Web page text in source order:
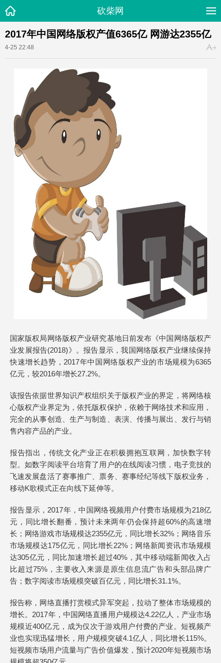
砍柴网
2017年中国网络版权产值6365亿 网游达2355亿
4-25 22:48
国家版权局网络版权产业研究基地日前发布《中国网络版权产
业发展报告(2018)》。报告显示，我国网络版权产业继续保持
快速增长趋势，2017年中国网络版权产业的市场规模为6365
亿元，较2016年增长27.2%。
该报告依据世界知识产权组织关于版权产业的界定，将网络核
心版权产业界定为，依托版权保护，依赖于网络技术和应用，
完全的从事创造、生产与制造、表演、传播与展出、发行与销
售内容产品的产业。
报告指出，传统文化产业正在积极拥抱互联网，加快数字转
型。如数字阅读平台培育了用户的在线阅读习惯，电子竞技的
飞速发展盘活了赛事推广、票务、赛事经纪等线下版权业务，
移动K歌模式正在向线下延伸等。
报告显示，2017年，中国网络视频用户付费市场规模为218亿
元，同比增长翻番，预计未来两年仍会保持超60%的高速增
长；网络游戏市场规模达2355亿元，同比增长32%；网络音乐
市场规模达175亿元，同比增长22%；网络新闻资讯市场规模
达305亿元，同比加速增长超过40%，其中移动端新闻收入占
比超过75%，主要收入来源是原生信息流广告和头部品牌广
告；数字阅读市场规模突破百亿元，同比增长31.1%。
报告称，网络直播打赏模式异军突起，拉动了整体市场规模的
增长。2017年，中国网络直播用户规模达4.22亿人，产业市场
规模近400亿元，成为仅次于游戏用户付费的产业。短视频产
业也实现迅猛增长，用户规模突破4.1亿人，同比增长115%。
短视频市场用户流量与广告价值爆发，预计2020年短视频市场